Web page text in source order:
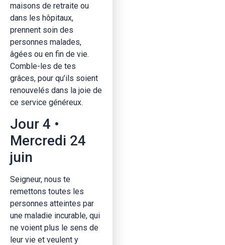
maisons de retraite ou
dans les hôpitaux,
prennent soin des
personnes malades,
âgées ou en fin de vie.
Comble-les de tes
grâces, pour qu’ils soient
renouvelés dans la joie de
ce service généreux.
Jour 4 •
Mercredi 24
juin
Seigneur, nous te
remettons toutes les
personnes atteintes par
une maladie incurable, qui
ne voient plus le sens de
leur vie et veulent y